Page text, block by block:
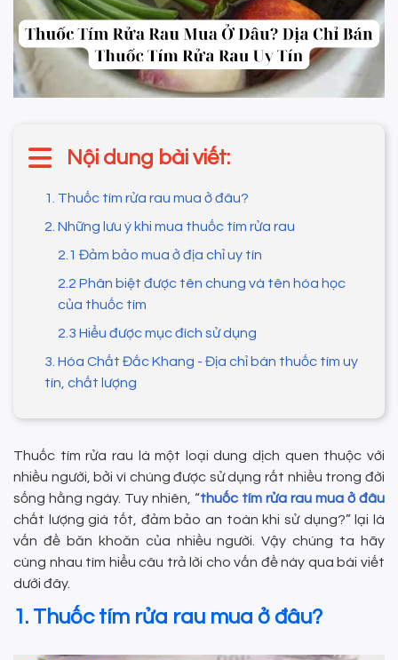
Nội dung bài viết:
1. Thuốc tím rửa rau mua ở đâu?
2. Những lưu ý khi mua thuốc tím rửa rau
2.1 Đảm bảo mua ở địa chỉ uy tín
2.2 Phân biệt được tên chung và tên hóa học
của thuốc tím
2.3 Hiểu được mục đích sử dụng
3. Hóa Chất Đắc Khang - Địa chỉ bán thuốc tím uy
tín, chất lượng
Thuốc tím rửa rau là một loại dung dịch quen thuộc với
nhiều người, bởi vì chúng được sử dụng rất nhiều trong đời
sống hằng ngày. Tuy nhiên, “thuốc tím rửa rau mua ở đâu
chất lượng giá tốt, đảm bảo an toàn khi sử dụng?” lại là
vấn đề băn khoăn của nhiều người. Vậy chúng ta hãy
cùng nhau tìm hiểu câu trả lời cho vấn đề này qua bài viết
dưới đây.
1. Thuốc tím rửa rau mua ở đâu?